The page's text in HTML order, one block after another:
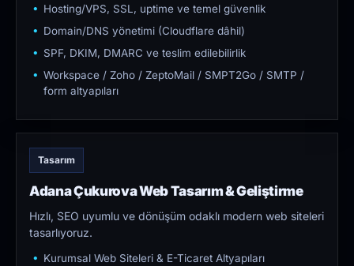
Hosting/VPS, SSL, uptime ve temel güvenlik
Domain/DNS yönetimi (Cloudflare dâhil)
SPF, DKIM, DMARC ve teslim edilebilirlik
Workspace / Zoho / ZeptoMail / SMPT2Go / SMTP /
form altyapıları
Tasarım
Adana Çukurova Web Tasarım & Geliştirme
Hızlı, SEO uyumlu ve dönüşüm odaklı modern web siteleri
tasarlıyoruz.
Kurumsal Web Siteleri & E-Ticaret Altyapıları